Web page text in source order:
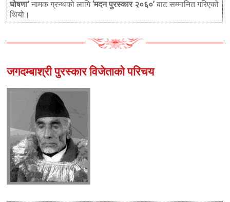
घोषणा’ नामक ग्रन्थको लागि‘मदन पुरस्कार २०६०’ बाट सम्मानित गरिएको
थियो।
जगदम्बाश्री पुरस्कार विजेताको परिचय